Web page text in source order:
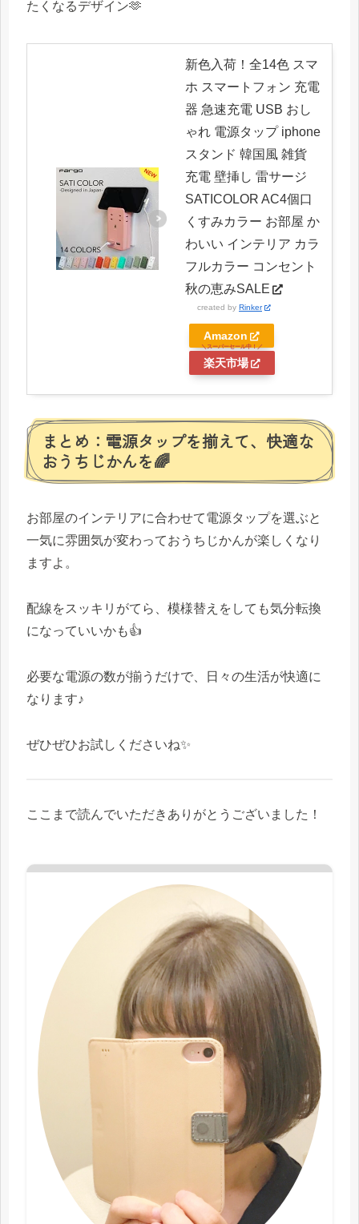
たくなるデザイン🫶
新色入荷！全14色 スマ
ホ スマートフォン 充電
器 急速充電 USB おし
ゃれ 電源タップ iphone
スタンド 韓国風 雑貨
充電 壁挿し 雷サージ
SATICOLOR AC4個口
くすみカラー お部屋 か
わいい インテリア カラ
フルカラー コンセント
秋の恵みSALE
created by Rinker
Amazon
楽天市場
まとめ：電源タップを揃えて、快適な
おうちじかんを🌈
お部屋のインテリアに合わせて電源タップを選ぶと
一気に雰囲気が変わっておうちじかんが楽しくなり
ますよ。
配線をスッキリがてら、模様替えをしても気分転換
になっていいかも👍
必要な電源の数が揃うだけで、日々の生活が快適に
なります♪
ぜひぜひお試しくださいね✨
ここまで読んでいただきありがとうございました！